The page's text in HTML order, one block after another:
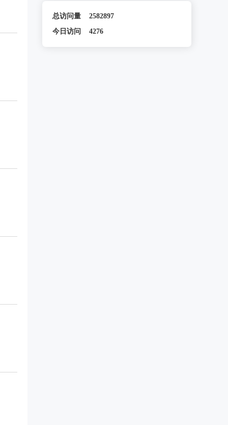
总访问量 2582897
今日访问 4276